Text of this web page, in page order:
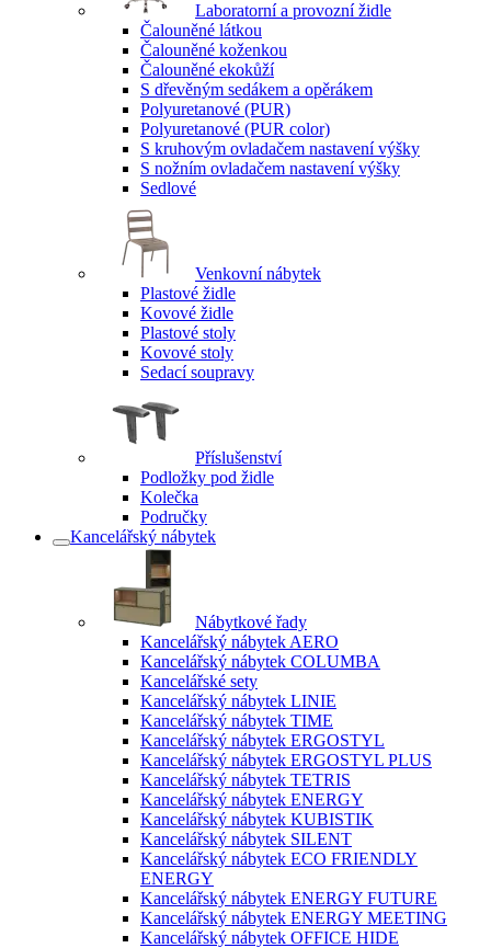
Laboratorní a provozní židle
Čalouněné látkou
Čalouněné koženkou
Čalouněné ekokůží
S dřevěným sedákem a opěrákem
Polyuretanové (PUR)
Polyuretanové (PUR color)
S kruhovým ovladačem nastavení výšky
S nožním ovladačem nastavení výšky
Sedlové
Venkovní nábytek
Plastové židle
Kovové židle
Plastové stoly
Kovové stoly
Sedací soupravy
Příslušenství
Podložky pod židle
Kolečka
Područky
Kancelářský nábytek
Nábytkové řady
Kancelářský nábytek AERO
Kancelářský nábytek COLUMBA
Kancelářské sety
Kancelářský nábytek LINIE
Kancelářský nábytek TIME
Kancelářský nábytek ERGOSTYL
Kancelářský nábytek ERGOSTYL PLUS
Kancelářský nábytek TETRIS
Kancelářský nábytek ENERGY
Kancelářský nábytek KUBISTIK
Kancelářský nábytek SILENT
Kancelářský nábytek ECO FRIENDLY
ENERGY
Kancelářský nábytek ENERGY FUTURE
Kancelářský nábytek ENERGY MEETING
Kancelářský nábytek OFFICE HIDE